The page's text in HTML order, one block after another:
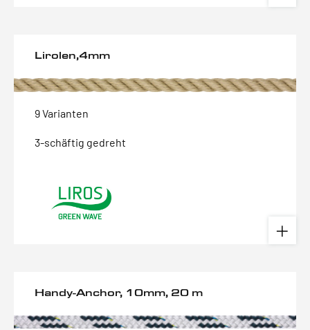
Lirolen,4mm
9 Varianten
3-schäftig gedreht
Handy-Anchor, 10mm, 20 m